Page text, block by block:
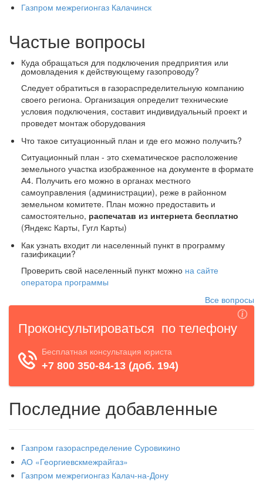
Газпром межрегионгаз Калачинск
Частые вопросы
Куда обращаться для подключения предприятия или
домовладения к действующему газопроводу?
Следует обратиться в газораспределительную компанию
своего региона. Организация определит технические
условия подключения, составит индивидуальный проект и
проведет монтаж оборудования
Что такое ситуационный план и где его можно получить?
Ситуационный план - это схематическое расположение
земельного участка изображенное на документе в формате
А4. Получить его можно в органах местного
самоуправления (администрации), реже в районном
земельном комитете. План можно предоставить и
самостоятельно, распечатав из интернета бесплатно
(Яндекс Карты, Гугл Карты)
Как узнать входит ли населенный пункт в программу
газификации?
Проверить свой населенный пункт можно на сайте
оператора программы
Все вопросы
Последние добавленные
Газпром газораспределение Суровикино
АО «Георгиевскмежрайгаз»
Газпром межрегионгаз Калач-на-Дону